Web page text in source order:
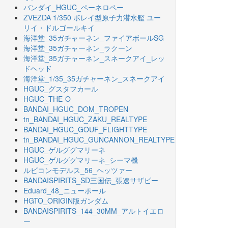
バンダイ_HGUC_ペーネロペー
ZVEZDA 1/350 ボレイ型原子力潜水艦 ユー
リイ・ドルゴールキイ
海洋堂_35ガチャーネン_ファイアボールSG
海洋堂_35ガチャーネン_ラクーン
海洋堂_35ガチャーネン_スネークアイ_レッ
ドヘッド
海洋堂_1/35_35ガチャーネン_スネークアイ
HGUC_グスタフカール
HGUC_THE-O
BANDAI_HGUC_DOM_TROPEN
tn_BANDAI_HGUC_ZAKU_REALTYPE
BANDAI_HGUC_GOUF_FLIGHTTYPE
tn_BANDAI_HGUC_GUNCANNON_REALTYPE
HGUC_ゲルググマリーネ
HGUC_ゲルググマリーネ_シーマ機
ルビコンモデルス_56_ヘッツァー
BANDAISPIRITS_SD三国伝_張遼サザビー
Eduard_48_ニューポール
HGTO_ORIGIN版ガンダム
BANDAISPIRITS_144_30MM_アルトイエロ
ー